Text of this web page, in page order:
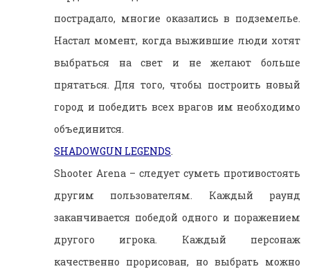
пострадало, многие оказались в подземелье.
Настал момент, когда выжившие люди хотят
выбраться на свет и не желают больше
прятаться. Для того, чтобы построить новый
город и победить всех врагов им необходимо
объединится.
SHADOWGUN LEGENDS.
Shooter Arena – следует суметь противостоять
другим пользователям. Каждый раунд
заканчивается победой одного и поражением
другого игрока. Каждый персонаж
качественно прорисован, но выбрать можно